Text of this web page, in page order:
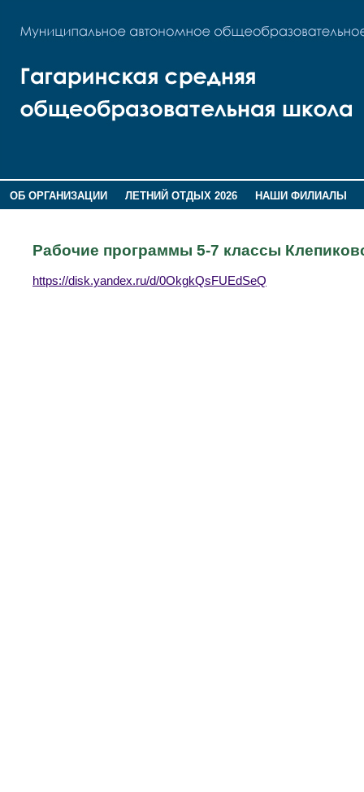
ОБ ОРГАНИЗАЦИИ ЛЕТНИЙ ОТДЫХ 2026
НАШИ ФИЛИАЛЫ
Рабочие программы 5-7 классы
https://disk.yandex.ru/d/0OkgkQsFUEdSeQ